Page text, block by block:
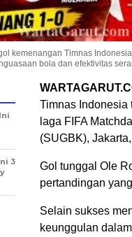
kemenangan Timnas
bola dan efektivitas
Timnas Indonesia
laga FIFA
(SUGBK),
Gol tunggal Ole
pertandingan
Selain sukses
keunggulan
3